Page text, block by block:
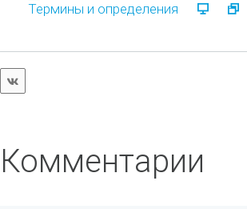
Термины и определения
Комментарии